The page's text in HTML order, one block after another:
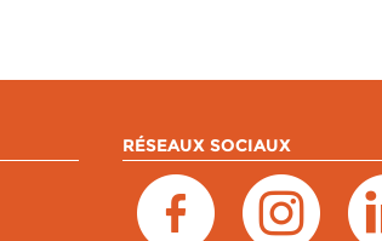
RÉSEAUX SOCIAUX